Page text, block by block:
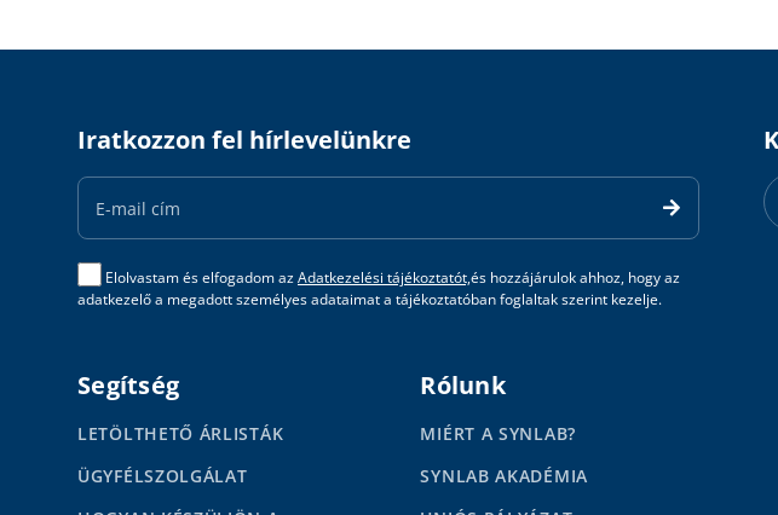
Iratkozzon fel hírlevelünkre
Email
Address
Elolvastam és elfogadom azAdatkezelési tájékoztatót,és hozzájárulok ahhoz, hogy az
adatkezelő a megadott személyes adataimat a tájékoztatóban foglaltak szerint kezelje.
Segítség
LETÖLTHETŐ ÁRLISTÁK
ÜGYFÉLSZOLGÁLAT
Rólunk
MIÉRT A SYNLAB?
SYNLAB AKADÉMIA